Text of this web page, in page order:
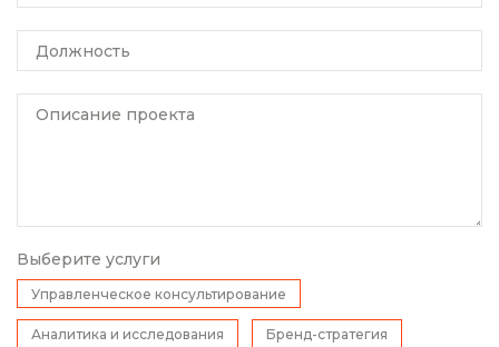
Должность
Описание проекта
Выберите услуги
Управленческое консультирование
Аналитика и исследования Бренд-стратегия